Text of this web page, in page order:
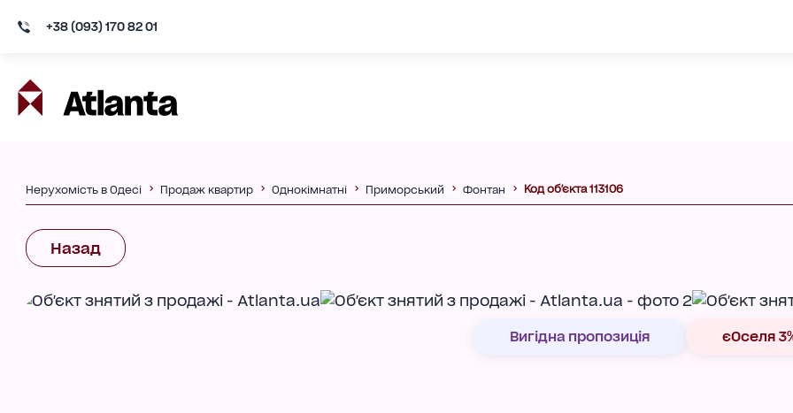
+38 (093) 170 82 01
Нерухомість в Одесі Продаж квартир Однокімнатні Приморський Фонтан Код об'єкта 113106
Назад
Вигідна пропозиція єОселя